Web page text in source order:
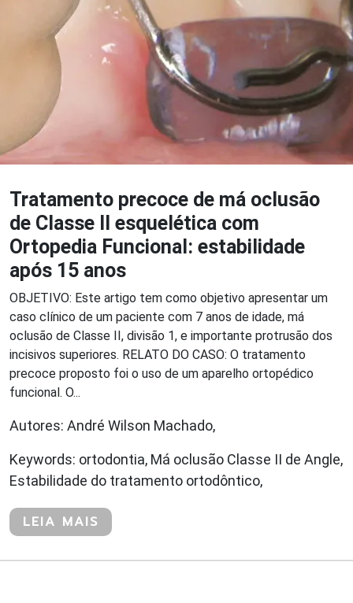
Tratamento precoce de má oclusão
de Classe II esquelética com
Ortopedia Funcional: estabilidade
após 15 anos
OBJETIVO: Este artigo tem como objetivo apresentar um
caso clínico de um paciente com 7 anos de idade, má
oclusão de Classe II, divisão 1, e importante protrusão dos
incisivos superiores. RELATO DO CASO: O tratamento
precoce proposto foi o uso de um aparelho ortopédico
funcional. O...
Autores: André Wilson Machado,
Keywords: ortodontia, Má oclusão Classe II de Angle,
Estabilidade do tratamento ortodôntico,
LEIA MAIS